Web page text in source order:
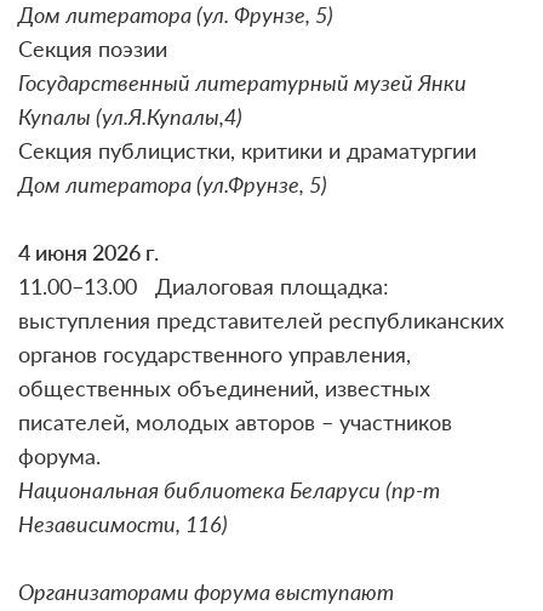
Дом литератора (ул. Фрунзе, 5)
Секция поэзии
Государственный литературный музей Янки
Купалы (ул.Я.Купалы,4)
Секция публицистки, критики и драматургии
Дом литератора (ул.Фрунзе, 5)
4 июня 2026 г.
11.00–13.00 Диалоговая площадка:
выступления представителей республиканских
органов государственного управления,
общественных объединений, известных
писателей, молодых авторов – участников
форума.
Национальная библиотека Беларуси (пр-т
Независимости, 116)
Организаторами форума выступают